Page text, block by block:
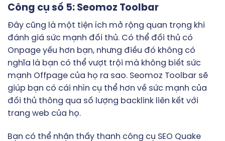
Công cụ số 5: Seomoz Toolbar
Đây cũng là một tiện ích mở rộng quan trọng khi
đánh giá sức mạnh đối thủ. Có thể đối thủ có
Onpage yếu hơn bạn, nhưng điều đó không có
nghĩa là bạn có thể vượt trội mà không biết sức
mạnh Offpage của họ ra sao. Seomoz Toolbar sẽ
giúp bạn có cái nhìn cụ thể hơn về sức mạnh của
đối thủ thông qua số lượng backlink liên kết với
trang web của họ.
Bạn có thể nhận thấy thanh công cụ SEO Quake